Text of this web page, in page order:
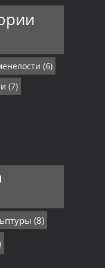
(6)
(7)
(8)